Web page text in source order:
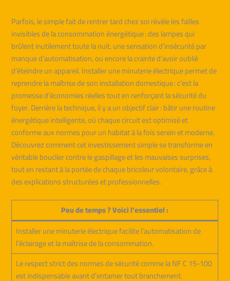
Parfois, le simple fait de rentrer tard chez soi révèle les failles
invisibles de la consommation énergétique : des lampes qui
brûlent inutilement toute la nuit, une sensation d’insécurité par
manque d’automatisation, ou encore la crainte d’avoir oublié
d’éteindre un appareil. Installer une minuterie électrique permet de
reprendre la maîtrise de son installation domestique : c’est la
promesse d’économies réelles tout en renforçant la sécurité du
foyer. Derrière la technique, il y a un objectif clair : bâtir une routine
énergétique intelligente, où chaque circuit est optimisé et
conforme aux normes pour un habitat à la fois serein et moderne.
Découvrez comment cet investissement simple se transforme en
véritable bouclier contre le gaspillage et les mauvaises surprises,
tout en restant à la portée de chaque bricoleur volontaire, grâce à
des explications structurées et professionnelles.
Peu de temps ? Voici l’essentiel :
Installer une minuterie électrique facilite l’automatisation de
l’éclairage et la maîtrise de la consommation.
Le respect strict des normes de sécurité comme la NF C 15-100
est indispensable avant d’entamer tout branchement.